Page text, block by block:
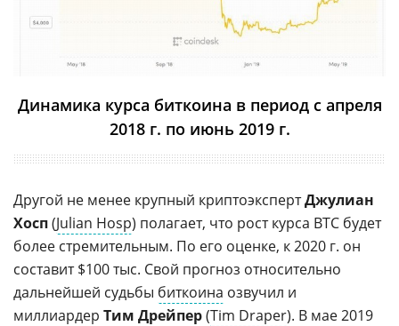
Динамика курса биткоина в период с апреля
2018 г. по июнь 2019 г.
Другой не менее крупный криптоэкспертДжулиан
Хосп(Julian Hosp) полагает, что рост курса BTC будет
более стремительным. По его оценке, к 2020 г. он
составит $100 тыс. Свой прогноз относительно
дальнейшей судьбы биткоина озвучил и
миллиардер Тим Дрейпер(Tim Draper). В мае 2019